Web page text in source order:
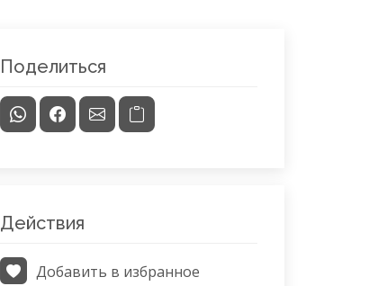
Поделиться
Действия
Добавить в избранное